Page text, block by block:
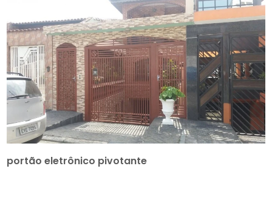
portão eletrônico pivotante